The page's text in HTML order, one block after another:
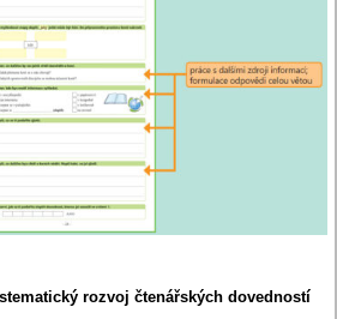
rozvoj čtenářských dovedností